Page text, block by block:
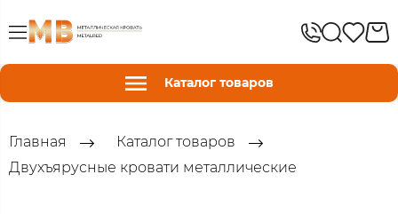
Каталог товаров
Главная
Каталог товаров
Двухъярусные кровати металлические